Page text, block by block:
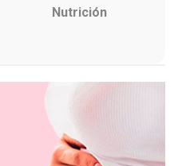
Nutrición